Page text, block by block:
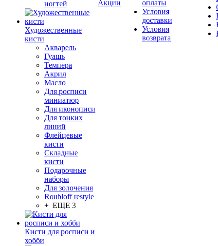
ногтей
Художественные
кисти
Акварель
Гуашь
Темпера
Акрил
Масло
Для росписи
миниатюр
Для иконописи
Для тонких
линий
Флейцевые
кисти
Складные
кисти
Подарочные
наборы
Для золочения
Roubloff restyle
+ ЕЩЕ 3
Кисти для росписи и
хобби
Акции
оплаты
Условия
доставки
Условия
возврата